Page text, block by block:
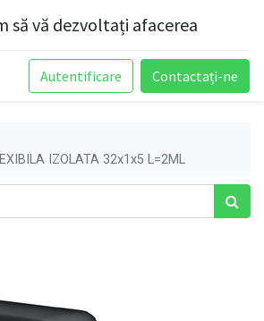
să vă dezvoltați afacerea
Autentificare Contactați-ne
IZOLATA 32x1x5 L=2ML